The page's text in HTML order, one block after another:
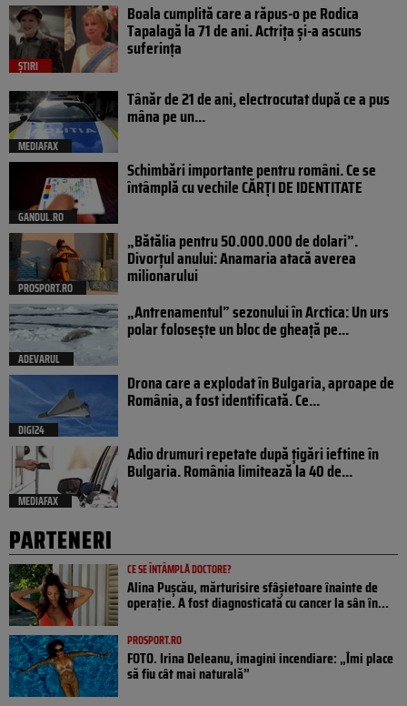
ȘTIRI
Boala cumplită care a răpus-o pe Rodica
Tapalagă la 71 de ani. Actrița și-a ascuns
suferința
MEDIAFAX
Tânăr de 21 de ani, electrocutat după ce a pus
mâna pe un...
GANDUL.RO
Schimbări importante pentru români. Ce se
întâmplă cu vechile CĂRȚI DE IDENTITATE
PROSPORT.RO
„Bătălia pentru 50.000.000 de dolari”.
Divorțul anului: Anamaria atacă averea
milionarului
ADEVARUL
„Antrenamentul” sezonului în Arctica: Un urs
polar folosește un bloc de gheață pe...
DIGI24
Drona care a explodat în Bulgaria, aproape de
România, a fost identificată. Ce...
MEDIAFAX
Adio drumuri repetate după țigări ieftine în
Bulgaria. România limitează la 40 de...
PARTENERI
CE SE ÎNTÂMPLĂ DOCTORE?
Alina Pușcău, mărturisire sfâșietoare înainte de
operație. A fost diagnosticată cu cancer la sân în...
PROSPORT.RO
FOTO. Irina Deleanu, imagini incendiare: „Îmi place
să fiu cât mai naturală”